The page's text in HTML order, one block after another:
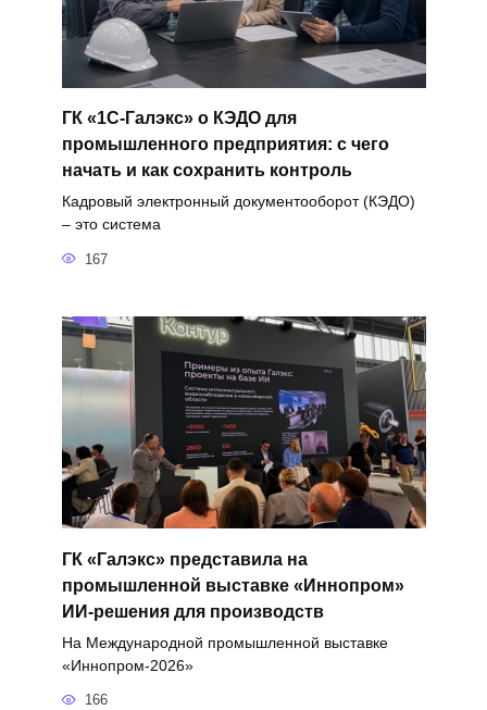
ГК «1С-Галэкс» о КЭДО для
промышленного предприятия: с чего
начать и как сохранить контроль
Кадровый электронный документооборот (КЭДО)
– это система
167
ГК «Галэкс» представила на
промышленной выставке «Иннопром»
ИИ-решения для производств
На Международной промышленной выставке
«Иннопром-2026»
166